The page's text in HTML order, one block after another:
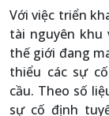
Với việc triển
tài nguyên khu
thế giới đang
thiểu các sự
cầu. Theo số
sự cố định